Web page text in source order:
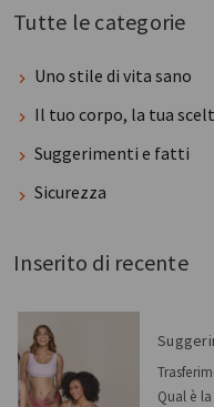
Tutte le categorie
Uno stile di vita sano
Il tuo corpo, la tua
Suggerimenti e fatti
Sicurezza
Inserito di recente
Qual è la